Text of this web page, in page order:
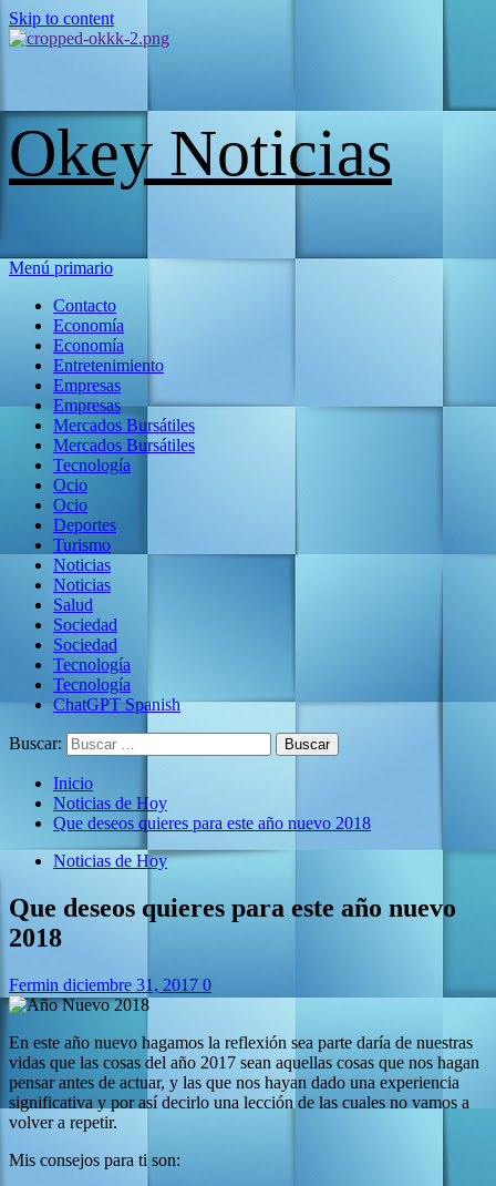
Skip to content
Okey Noticias
Menú primario
Contacto
Economía
Economía
Entretenimiento
Empresas
Empresas
Mercados Bursátiles
Mercados Bursátiles
Tecnología
Ocio
Ocio
Deportes
Turismo
Noticias
Noticias
Salud
Sociedad
Sociedad
Tecnología
Tecnología
ChatGPT Spanish
Buscar:
Inicio
Noticias de Hoy
Que deseos quieres para este año nuevo 2018
Noticias de Hoy
Que deseos quieres para este año nuevo
2018
Fermin diciembre 31, 2017 0
En este año nuevo hagamos la reflexión sea parte daría de nuestras
vidas que las cosas del año 2017 sean aquellas cosas que nos hagan
pensar antes de actuar, y las que nos hayan dado una experiencia
significativa y por así decirlo una lección de las cuales no vamos a
volver a repetir.
Mis consejos para ti son: